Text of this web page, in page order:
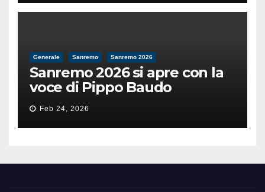
Generale Sanremo Sanremo 2026
Sanremo 2026 si apre con la
voce di Pippo Baudo
Feb 24, 2026